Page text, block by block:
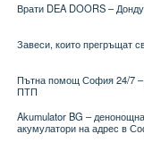
Врати DEA DOORS –
Завеси, които прегръщат
Пътна помощ София 24/7 –
ПТП
Akumulator BG –
акумулатори на адрес в